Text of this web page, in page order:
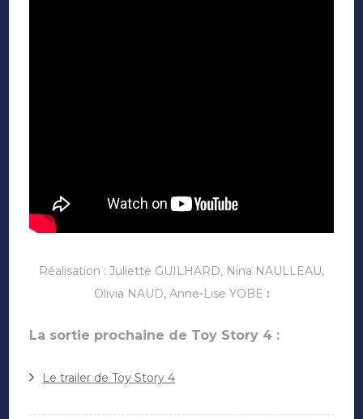
Réalisation : Juliette GUILHARD, Nina NAULLEAU,
Olivia NAUD, Anne-Lise YOBE :
La sortie prochaine de Toy Story 4 :
Le trailer de Toy Story 4